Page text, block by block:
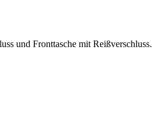
und Fronttasche mit Reißverschluss.